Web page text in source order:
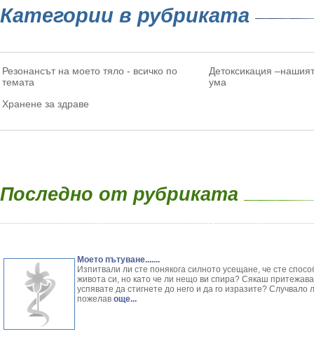
Категории в рубриката
Резонансът на моето тяло - всичко по
темата
Детоксикация
ума
Хранене за здраве
Последно от рубриката
Моето пътуване.......
Изпитвали ли сте понякога силното усещане, че сте
живота си, но като че ли нещо ви спира? Сякаш
успявате да стигнете до него и да го изразите? Случвало
пожелав още...